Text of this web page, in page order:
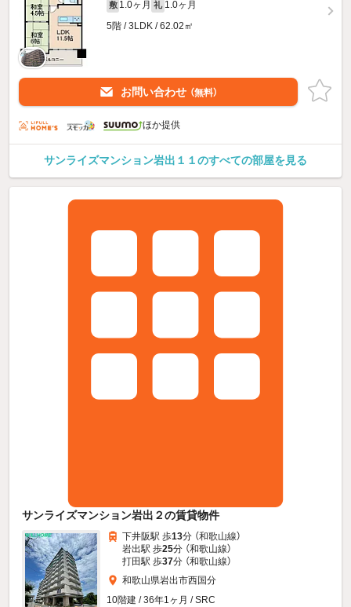
敷 1.0ヶ月 礼 1.0ヶ月
5階 / 3LDK / 62.02㎡
お問い合わせ （無料）
ほか提供
サンライズマンション岩出１１のすべての部屋を見る
サンライズマンション岩出２の賃貸物件
下井阪駅 歩13分 （和歌山線）
岩出駅 歩25分 （和歌山線）
打田駅 歩37分 （和歌山線）
和歌山県岩出市西国分
10階建 / 36年1ヶ月 / SRC